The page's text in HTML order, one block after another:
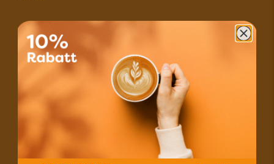
Zahlungsmöglichkeiten
Versand mit A-Post
Portofrei für Bestellungen ab 80.–
Kontakt